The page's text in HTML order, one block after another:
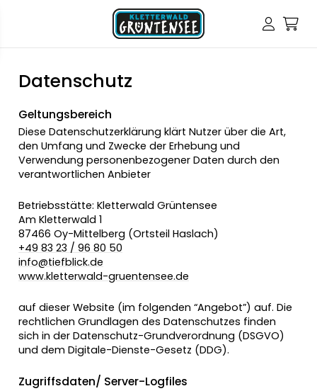
Datenschutz
Geltungsbereich
Diese Datenschutzerklärung klärt Nutzer über die Art,
den Umfang und Zwecke der Erhebung und
Verwendung personenbezogener Daten durch den
verantwortlichen Anbieter
Betriebsstätte: Kletterwald Grüntensee
Am Kletterwald 1
87466 Oy-Mittelberg (Ortsteil Haslach)
+49 83 23 / 96 80 50
info@tiefblick.de
www.kletterwald-gruentensee.de
auf dieser Website (im folgenden “Angebot”) auf. Die
rechtlichen Grundlagen des Datenschutzes finden
sich in der Datenschutz-Grundverordnung (DSGVO)
und dem Digitale-Dienste-Gesetz (DDG).
Zugriffsdaten/ Server-Logfiles